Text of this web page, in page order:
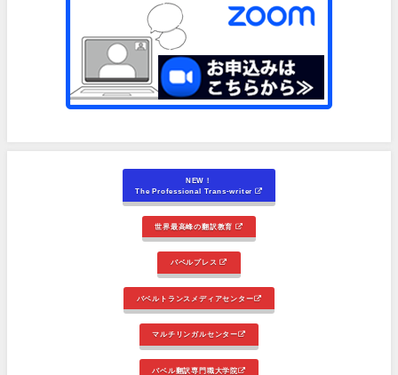
NEW！
The Professional Trans-writer
世界最高峰の翻訳教育
バベルプレス
バベルトランスメディアセンター
マルチリンガルセンター
バベル翻訳専門職大学院